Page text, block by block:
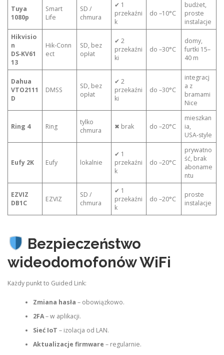
Tuya
1080p
Smart
Life
SD /
chmura
✔ 1
przekaźni
k
do –10°C
budżet,
proste
instalacje
Hikvisio
n
DS‑KV61
13
Hik‑Conn
ect
SD, bez
opłat
✔ 2
przekaźni
ki
do –30°C
domy,
furtki 15–
40 m
Dahua
VTO2111
D
DMSS
SD, bez
opłat
✔ 2
przekaźni
ki
do –30°C
integracj
a z
bramami
Nice
Ring 4 Ring
tylko
chmura
✖ brak do –20°C
mieszkan
ia,
USA‑style
Eufy 2K Eufy lokalnie
✔ 1
przekaźni
k
do –20°C
prywatno
ść, brak
aboname
ntu
EZVIZ
DB1C
EZVIZ
SD /
chmura
✔ 1
przekaźni
k
do –20°C
proste
instalacje
Bezpieczeństwo
wideodomofonów WiFi
Każdy punkt to Guided Link:
Zmiana hasła – obowiązkowo.
2FA– w aplikacji.
Sieć IoT – izolacja od LAN.
Aktualizacje firmware – regularnie.